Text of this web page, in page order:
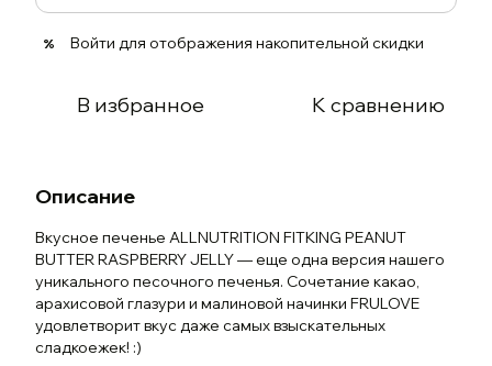
% Войти для отображения накопительной скидки
В избранное К сравнению
Описание
Вкусное печенье ALLNUTRITION FITKING PEANUT
BUTTER RASPBERRY JELLY — еще одна версия нашего
уникального песочного печенья. Сочетание какао,
арахисовой глазури и малиновой начинки FRULOVE
удовлетворит вкус даже самых взыскательных
сладкоежек! :)